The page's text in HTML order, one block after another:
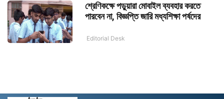
শ্রেণিকক্ষে পড়ুয়ারা মোবাইল ব্যবহার করতে
পারবেন না, বিজ্ঞপ্তি জারি মধ্যশিক্ষা পর্ষদের
Editorial Desk